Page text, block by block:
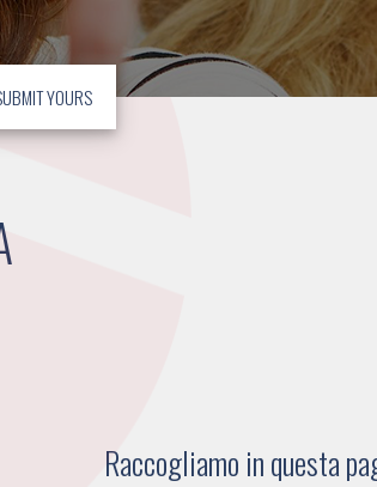
YOURS
Raccogliamo in questa